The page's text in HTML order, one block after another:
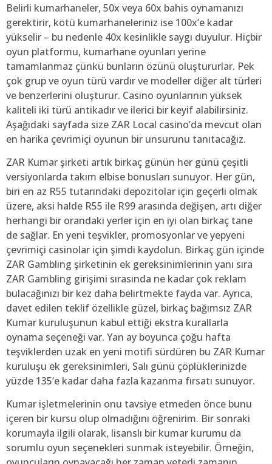
Belirli kumarhaneler, 50x veya 60x bahis oynamanızı
gerektirir, kötü kumarhaneleriniz ise 100x’e kadar
yükselir – bu nedenle 40x kesinlikle saygı duyulur. Hiçbir
oyun platformu, kumarhane oyunları yerine
tamamlanmaz çünkü bunların özünü oluştururlar. Pek
çok grup ve oyun türü vardır ve modeller diğer alt türleri
ve benzerlerini oluşturur. Casino oyunlarının yüksek
kaliteli iki türü antikadır ve ilerici bir keyif alabilirsiniz.
Aşağıdaki sayfada size ZAR Local casino’da mevcut olan
en harika çevrimiçi oyunun bir unsurunu tanıtacağız.
ZAR Kumar şirketi artık birkaç günün her günü çeşitli
versiyonlarda takım elbise bonusları sunuyor. Her gün,
biri en az R55 tutarındaki depozitolar için geçerli olmak
üzere, aksi halde R55 ile R99 arasında değişen, artı diğer
herhangi bir orandaki yerler için en iyi olan birkaç tane
de sağlar. En yeni teşvikler, promosyonlar ve yepyeni
çevrimiçi casinolar için şimdi kaydolun. Birkaç gün içinde
ZAR Gambling şirketinin ek gereksinimlerinin yanı sıra
ZAR Gambling girişimi sırasında ne kadar çok reklam
bulacağınızı bir kez daha belirtmekte fayda var. Ayrıca,
davet edilen teklif özellikle güzel, birkaç bağımsız ZAR
Kumar kuruluşunun kabul ettiği ekstra kurallarla
oynama seçeneği var. Yan ay boyunca çoğu hafta
teşviklerden uzak en yeni motifi sürdüren bu ZAR Kumar
kuruluşu ek gereksinimleri, Salı günü çöplüklerinizde
yüzde 135’e kadar daha fazla kazanma fırsatı sunuyor.
Kumar işletmelerinin onu tavsiye etmeden önce bunu
içeren bir kursu olup olmadığını öğrenirim. Bir sonraki
korumayla ilgili olarak, lisanslı bir kumar kurumu da
sorumlu oyun seçenekleri sunmak isteyebilir. Örneğin,